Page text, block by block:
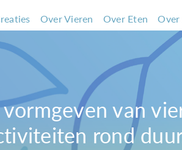
Over Vieren Over Eten
van
rond